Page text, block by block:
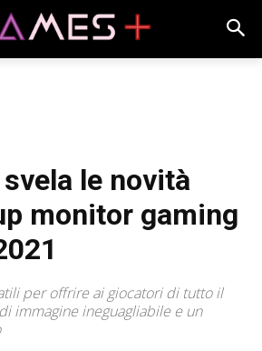
le novità
monitor gaming
per offrire ai giocatori di tutto il
immagine ineguagliabile e un